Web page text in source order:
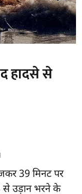
हादसे से
39 मिनट पर
से उड़ान भरने के